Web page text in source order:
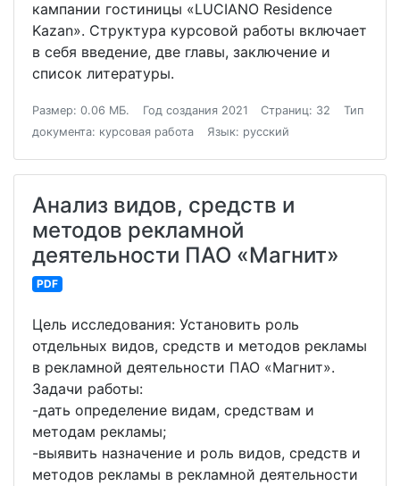
кампании гостиницы «LUCIANO Residence
Kazan». Структура курсовой работы включает
в себя введение, две главы, заключение и
список литературы.
Размер: 0.06 МБ. Год создания 2021 Страниц: 32
Тип
документа: курсовая работа
Язык: русский
Анализ видов, средств и
методов рекламной
деятельности ПАО «Магнит»
PDF
Цель исследования: Установить роль
отдельных видов, средств и методов рекламы
в рекламной деятельности ПАО «Магнит».
Задачи работы:
-дать определение видам, средствам и
методам рекламы;
-выявить назначение и роль видов, средств и
методов рекламы в рекламной деятельности